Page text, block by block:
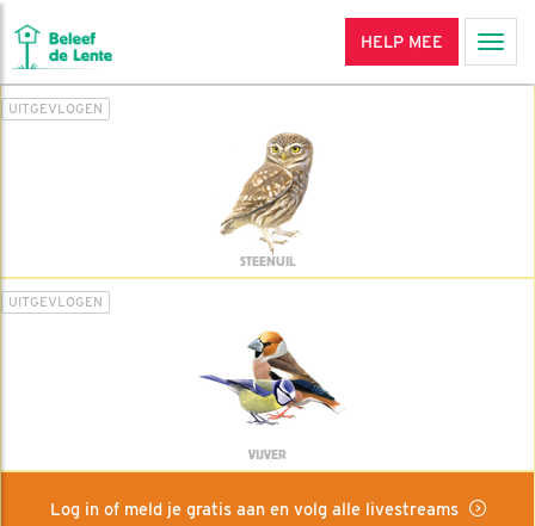
HELP MEE
UITGEVLOGEN
STEENUIL
UITGEVLOGEN
VIJVER
Log in of meld je gratis aan en volg alle livestreams